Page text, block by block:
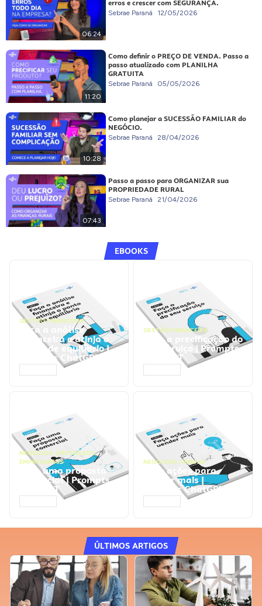
06:24
erros e crescer com SEGURANÇA.
Sebrae Paraná 12/05/2026
11:20
Como definir o PREÇO DE VENDA. Passo a
passo atualizado com PLANILHA
GRATUITA
Sebrae Paraná 05/05/2026
10:28
Como planejar a SUCESSÃO FAMILIAR do
NEGÓCIO.
Sebrae Paraná 28/04/2026
07:43
Passo a passo para ORGANIZAR sua
PROPRIEDADE RURAL
Sebrae Paraná 21/04/2026
EBOOKS
GESTÃO FINANCEIRA
Faça a análise
financeira e atinja o
ponto de equilíbrio |
Prompts ChatGPT
GESTÃO FINANCEIRA
Faça a precificação do
seu serviço | Prompts
ChatGPT
NEGÓCIOS, PROCESSOS
EMPRESARIAIS
Faça uma proposta
comercial | Prompts
ChatGPT
NEGÓCIOS, VENDAS
Faça ações para
vender mais |
Prompts ChatGPT
ÚLTIMOS ARTIGOS